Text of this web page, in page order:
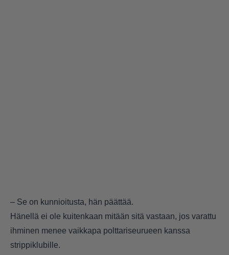
– Se on kunnioitusta, hän päättää.
Hänellä ei ole kuitenkaan mitään sitä vastaan, jos varattu
ihminen menee vaikkapa polttariseurueen kanssa
strippiklubille.